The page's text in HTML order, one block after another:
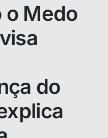
o Medo
do